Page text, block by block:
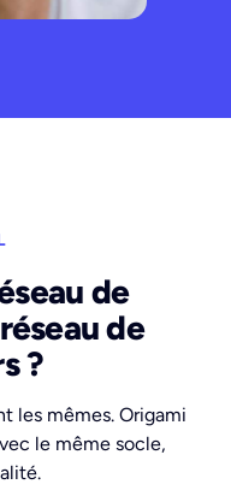
de
de
?
les mêmes. Origami
le même socle,